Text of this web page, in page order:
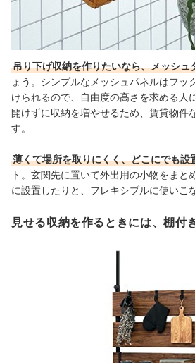
吊り下げ収納を作りたいなら、メッシュ
ょう。シンプルなメッシュパネルはフッ
けられるので、自由度の高さを求める人
開けずに収納を増やせるため、賃貸物件
す。
薄くて場所を取りにくく、どこにでも設
ト。玄関先に置いて外出用の小物をまと
に設置したりと、フレキシブルに使いこ
見せる収納を作るときには、棚付